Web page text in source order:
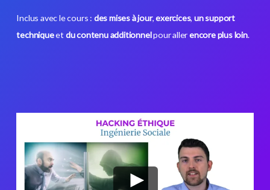
Inclus avec le cours : des mises à jour,exercices,un support
techniqueet du contenu additionnelpour allerencore plus loin.